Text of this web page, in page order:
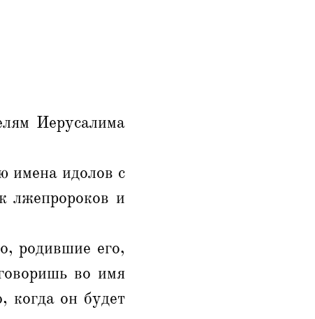
Иерусалима
имена идолов с
лжепророков и
родившие его,
во имя
когда он будет